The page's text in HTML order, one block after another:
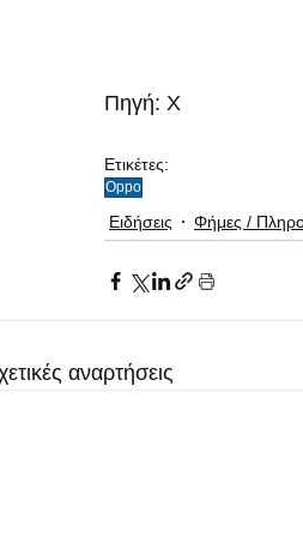
Πηγή: X
Ετικέτες:
Oppo
Ειδήσεις Φήμες /
αναρτήσεις